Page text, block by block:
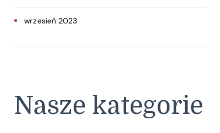
wrzesień 2023
Nasze kategorie